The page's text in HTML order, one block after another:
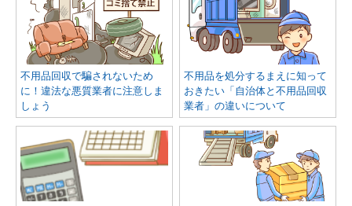
不用品回収で騙されないため
に！違法な悪質業者に注意しま
しょう
不用品を処分するまえに知って
おきたい「自治体と不用品回収
業者」の違いについて